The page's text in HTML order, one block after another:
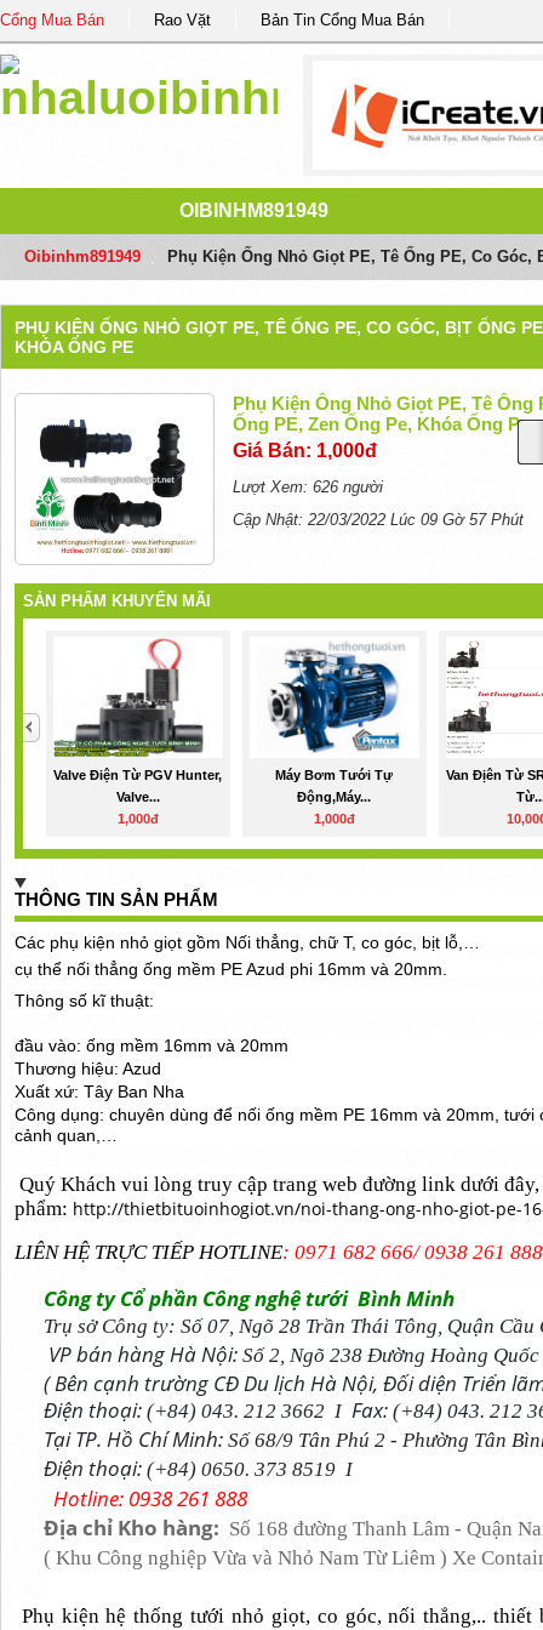
Cổng Mua Bán Rao Vặt Bản Tin Cổng Mua Bán
OIBINHM891949
Oibinhm891949 Phụ Kiện Ống Nhỏ Giọt PE, Tê Ống PE, Co
PHỤ KIỆN ỐNG NHỎ GIỌT PE, TÊ ỐNG PE, CO GÓC, BỊT ỐNG
KHÓA ỐNG PE
Phụ Kiện Ống Nhỏ Giọt PE, Tê
Ống PE, Zen Ống Pe, Khóa Ống Pe
Giá Bán: 1,000đ
Lượt Xem: 626 người
Cập Nhật: 22/03/2022 Lúc 09 Gờ 57 Phút
SẢN PHẨM KHUYẾN MÃI
Valve Điện Từ PGV Hunter,
Valve...
1,000đ
Máy Bơm Tưới Tự
Động,máy...
1,000đ
Van Địên Từ
THÔNG TIN SẢN PHẨM
Các phụ kiện nhỏ giọt gồm Nối thẳng, chữ T, co góc, bịt lỗ,…
cụ thể nối thẳng ống mềm PE Azud phi 16mm và 20mm.
Thông số kĩ thuật:
đầu vào: ống mềm 16mm và 20mm
Thương hiệu: Azud
Xuất xứ: Tây Ban Nha
Công dụng: chuyên dùng để nối ống mềm PE 16mm và 20mm,
cảnh quan,…
Quý Khách vui lòng truy cập trang web đường link dưới
phẩm: http://thietbituoinhogiot.vn/noi-thang-ong-nho-giot-pe-
LIÊN HỆ TRỰC TIẾP HOTLINE: 0971 682 666/ 0938 261
Công ty Cổ phần Công nghệ tưới Bình Minh
Trụ sở Công ty: Số 07, Ngõ 28 Trần Thái Tông, Quận
VP bán hàngHà Nội:Số 2, Ngõ 238 Đường Hoàng
( Bên cạnh trường CĐ Du lịch Hà Nội, Đối diện Triển
Điện thoại:(+84) 043. 212 3662 I Fax:(+84) 043. 212
Tại TP. Hồ Chí Minh:Số 68/9 Tân Phú 2 - Phường Tân
Điện thoại:(+84) 0650. 373 8519 I
Hotline: 0938 261 888
Địa chỉ Kho hàng: Số 168 đường Thanh Lâm - Quận
( Khu Công nghiệp Vừa và Nhỏ Nam Từ Liêm ) Xe
Phụ kiện hệ thống tưới nhỏ giọt, co góc, nối thẳng,..